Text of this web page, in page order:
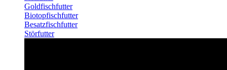
Goldfischfutter
Biotopfischfutter
Besatzfischfutter
Störfutter